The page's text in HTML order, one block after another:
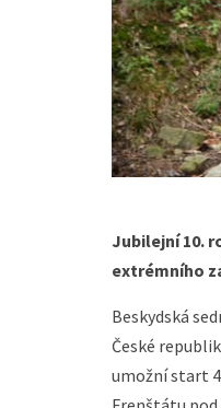
Jubilejní 10.
extrémního
Beskydská
České
umožní start